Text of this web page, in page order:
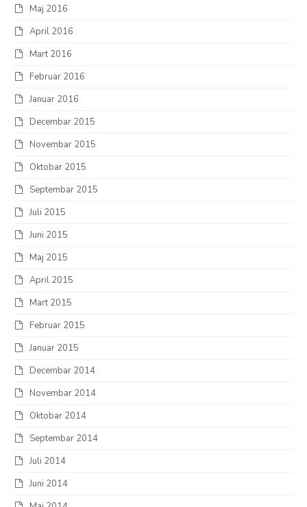
Maj 2016
April 2016
Mart 2016
Februar 2016
Januar 2016
Decembar 2015
Novembar 2015
Oktobar 2015
Septembar 2015
Juli 2015
Juni 2015
Maj 2015
April 2015
Mart 2015
Februar 2015
Januar 2015
Decembar 2014
Novembar 2014
Oktobar 2014
Septembar 2014
Juli 2014
Juni 2014